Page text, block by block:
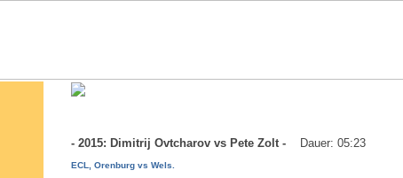
- 2015: Dimitrij Ovtcharov vs Pete Zolt - Dauer: 05:23
ECL, Orenburg vs Wels.